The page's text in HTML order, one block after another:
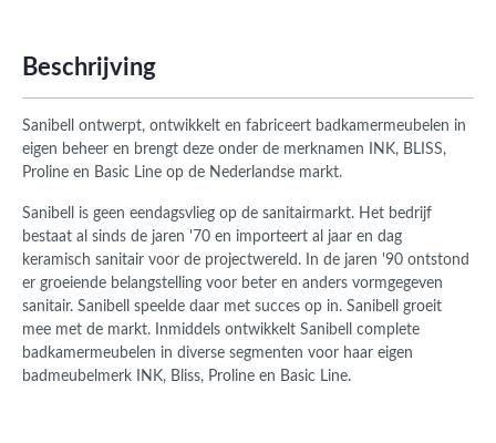
Beschrijving
Sanibell ontwerpt, ontwikkelt en fabriceert badkamermeubelen in
eigen beheer en brengt deze onder de merknamen INK, BLISS,
Proline en Basic Line op de Nederlandse markt.
Sanibell is geen eendagsvlieg op de sanitairmarkt. Het bedrijf
bestaat al sinds de jaren '70 en importeert al jaar en dag
keramisch sanitair voor de projectwereld. In de jaren '90 ontstond
er groeiende belangstelling voor beter en anders vormgegeven
sanitair. Sanibell speelde daar met succes op in. Sanibell groeit
mee met de markt. Inmiddels ontwikkelt Sanibell complete
badkamermeubelen in diverse segmenten voor haar eigen
badmeubelmerk INK, Bliss, Proline en Basic Line.